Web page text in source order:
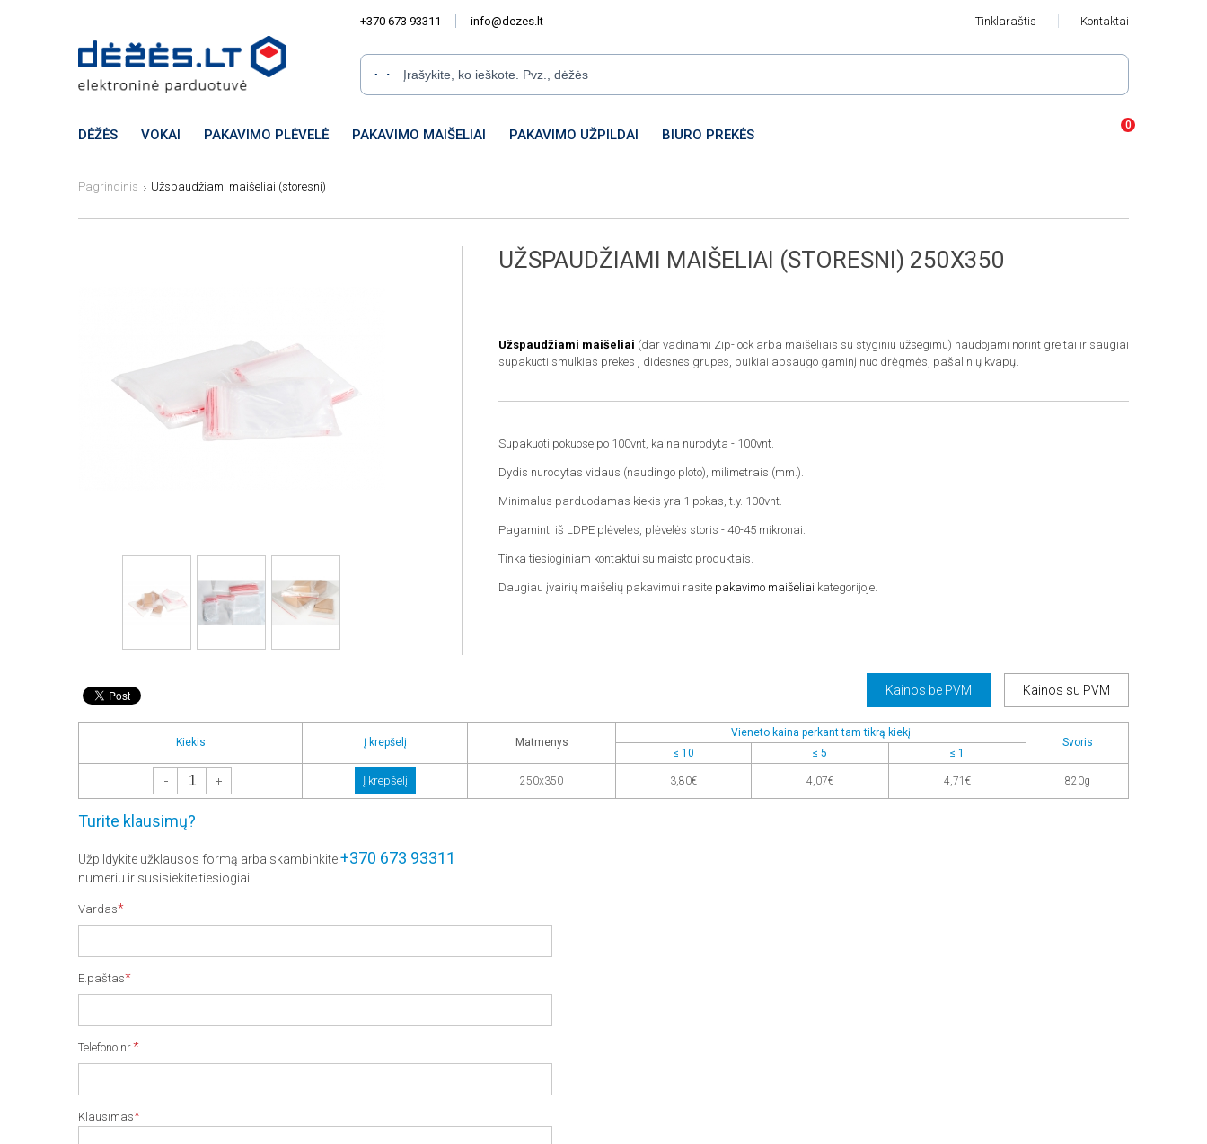
+370 673 93311 info@dezes.lt Tinklaraštis Kontaktai
DĖŽĖS VOKAI PAKAVIMO PLĖVELĖ PAKAVIMO MAIŠELIAI PAKAVIMO UŽPILDAI BIURO PREKĖS
Pagrindinis Užspaudžiami maišeliai (storesni)
UŽSPAUDŽIAMI MAIŠELIAI (STORESNI) 250X350
Užspaudžiami maišeliai (dar vadinami Zip-lock arba maišeliais su styginiu užsegimu) naudojami norint greitai ir saugiai
supakuoti smulkias prekes į didesnes grupes, puikiai apsaugo gaminį nuo drėgmės, pašalinių kvapų.
Supakuoti pokuose po 100vnt, kaina nurodyta - 100vnt.
Dydis nurodytas vidaus (naudingo ploto), milimetrais (mm.).
Minimalus parduodamas kiekis yra 1 pokas, t.y. 100vnt.
Pagaminti iš LDPE plėvelės, plėvelės storis - 40-45 mikronai.
Tinka tiesioginiam kontaktui su maisto produktais.
Daugiau įvairių maišelių pakavimui rasite pakavimo maišeliai kategorijoje.
Kainos be PVM Kainos su PVM
Kiekis Į krepšelį Matmenys
Vieneto kaina perkant tam tikrą kiekį
Svoris
≤ 10
≤ 5
≤ 1
Į krepšelį 250x350 3,80€ 4,07€ 4,71€ 820g
Turite klausimų?
Užpildykite užklausos formą arba skambinkite+370 673 93311
numeriu ir susisiekite tiesiogiai
Vardas*
E.paštas*
Telefono nr.*
Klausimas*